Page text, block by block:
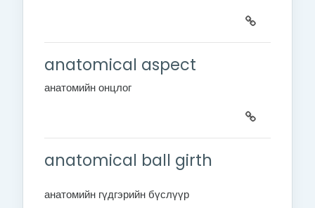
anatomical aspect
анатомийн онцлог
anatomical ball girth
анатомийн гүдгэрийн бүслүүр